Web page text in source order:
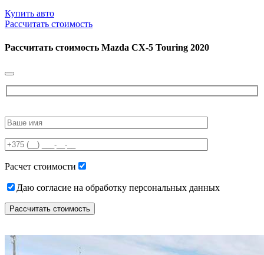
Купить авто
Рассчитать стоимость
Рассчитать стоимость Mazda CX-5 Touring 2020
leave
field
Расчет стоимости
Даю согласие на обработку персональных данных